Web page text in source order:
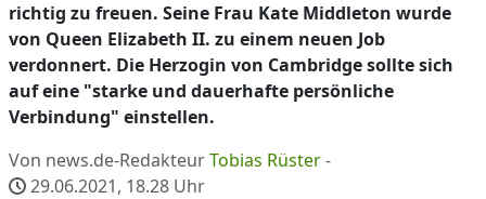
richtig zu freuen. Seine Frau Kate Middleton wurde
von Queen Elizabeth II. zu einem neuen Job
verdonnert. Die Herzogin von Cambridge sollte sich
auf eine "starke und dauerhafte persönliche
Verbindung" einstellen.
Von news.de-RedakteurTobias Rüster-
29.06.2021, 18.28 Uhr